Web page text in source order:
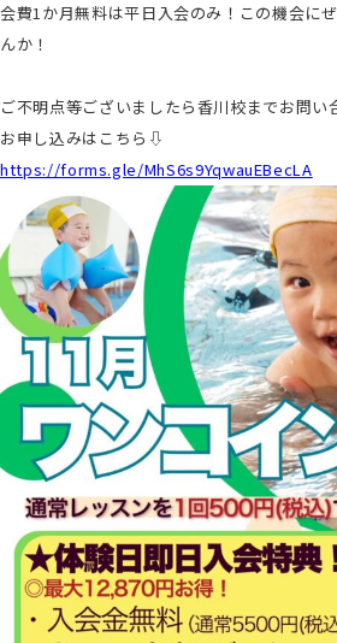
会費1か月無料は平日入会のみ！この機会に
んか！
ご不明点等ございましたら香川校までお問い
お申し込みはこちら⇩
https://forms.gle/MhS6s9YqwauEBecLA